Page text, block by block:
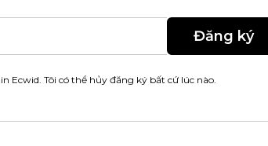
Đăng ký
Ecwid. Tôi có thể hủy đăng ký bất cứ lúc nào.